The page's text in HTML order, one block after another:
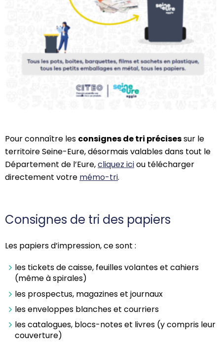
Pour connaître les consignes de tri précisessur le
territoire Seine-Eure, désormais valables dans tout le
Département de l’Eure,cliquez iciou télécharger
directement votre mémo-tri.
Consignes de tri des papiers
Les papiers d’impression, ce sont :
les tickets de caisse, feuilles volantes et cahiers
(même à spirales)
les prospectus, magazines et journaux
les enveloppes blanches et courriers
les catalogues, blocs-notes et livres (y compris leur
couverture)